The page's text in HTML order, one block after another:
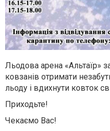
Льодова арена «Альтаїр»
ковзанів отримати
льоду і вдихнути ковток
Приходьте!
Чекаємо Вас!